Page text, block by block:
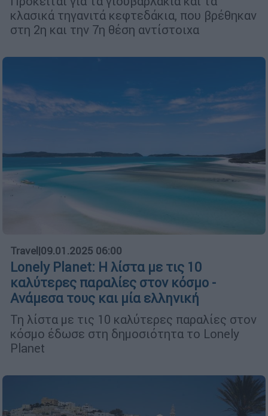
κλασικά τηγανιτά κεφτεδάκια, που βρέθηκαν
στη 2η και την 7η θέση αντίστοιχα
Travel|09.01.2025 06:00
Lonely Planet: Η λίστα με τις 10
καλύτερες παραλίες στον κόσμο -
Ανάμεσα τους και μία ελληνική
Τη λίστα με τις 10 καλύτερες παραλίες στον
κόσμο έδωσε στη δημοσιότητα το Lonely
Planet